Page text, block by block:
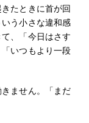
たときに首が回
う小さな違和感
、「今日はさす
いつもより一段
ません。「まだ